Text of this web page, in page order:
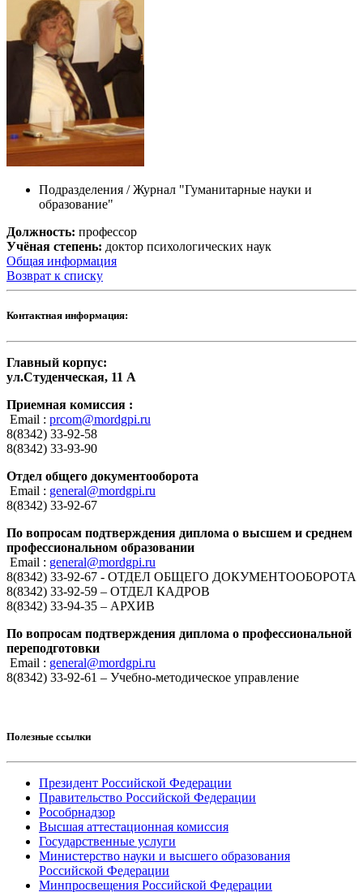
Подразделения / Журнал "Гуманитарные науки и
образование"
Должность: профессор
Учёная степень: доктор психологических наук
Общая информация
Возврат к списку
Контактная информация:
Главный корпус:
ул.Студенческая, 11 А
Приемная комиссия :
Email : prcom@mordgpi.ru
8(8342) 33-92-58
8(8342) 33-93-90
Отдел общего документооборота
Email : general@mordgpi.ru
8(8342) 33-92-67
По вопросам подтверждения диплома о высшем и среднем
профессиональном образовании
Email : general@mordgpi.ru
8(8342) 33-92-67 - ОТДЕЛ ОБЩЕГО ДОКУМЕНТООБОРОТА
8(8342) 33-92-59 – ОТДЕЛ КАДРОВ
8(8342) 33-94-35 – АРХИВ
По вопросам подтверждения диплома о профессиональной
переподготовки
Email : general@mordgpi.ru
8(8342) 33-92-61 – Учебно-методическое управление
Полезные ссылки
Президент Российской Федерации
Правительство Российской Федерации
Рособрнадзор
Высшая аттестационная комиссия
Государственные услуги
Министерство науки и высшего образования
Российской Федерации
Минпросвещения Российской Федерации